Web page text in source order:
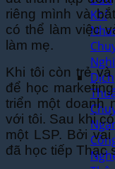
Khí
Dịch
riêng mình và
có thể làm việc
làm mẹ.
Khi tôi còn trẻ
để học
triển một doanh
với tôi. Sau khi
một LSP. Bởi
đã học tiếp Thạc